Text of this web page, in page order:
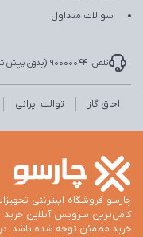
سوالات متداول
تلفن: 90000044 (بدون پیش شماره و رایگان)
اجاق گاز توالت ایرانی
چارسو فروشگاه اینترنتی
کامل‌ترین سرویس آنلاین